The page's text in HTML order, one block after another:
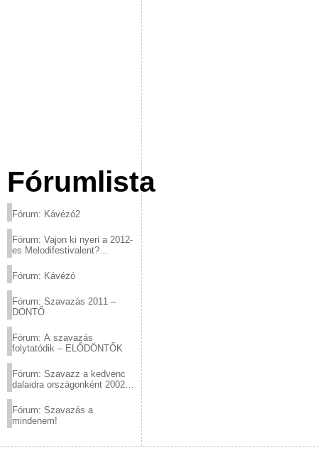
Fórumlista
Fórum: Kávézó2
Fórum: Vajon ki nyeri a 2012-
es Melodifestivalent?
Fórum: Kávézó
Fórum: Szavazás 2011 –
DÖNTŐ
Fórum: A szavazás
folytatódik – ELŐDÖNTŐK
Fórum: Szavazz a kedvenc
dalaidra országonként 2002
Fórum: Szavazás a
mindenem!